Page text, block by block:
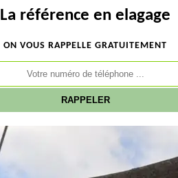
La référence en elagage
ON VOUS RAPPELLE GRATUITEMENT